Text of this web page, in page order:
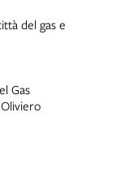
del gas e
Gas